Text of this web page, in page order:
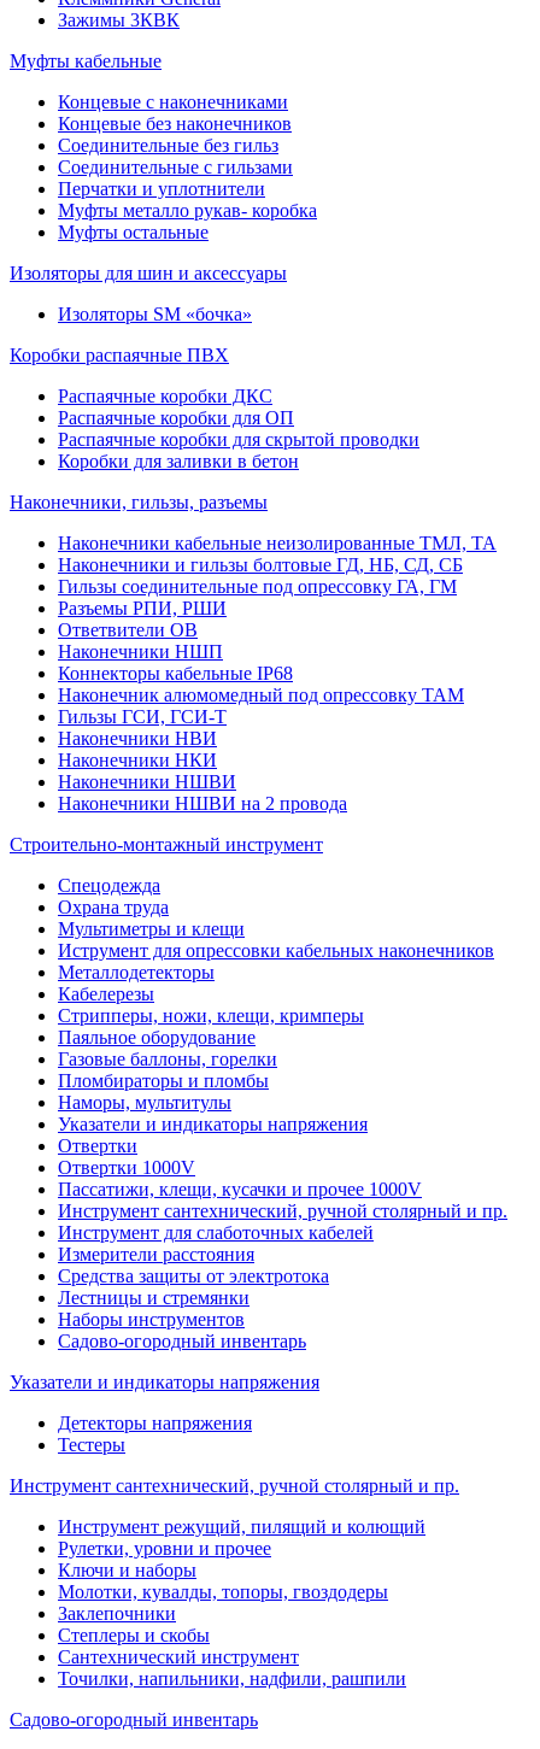
Зажимы 3КВК
Муфты кабельные
Концевые с наконечниками
Концевые без наконечников
Соединительные без гильз
Соединительные с гильзами
Перчатки и уплотнители
Муфты металло рукав- коробка
Муфты остальные
Изоляторы для шин и аксессуары
Изоляторы SM «бочка»
Коробки распаячные ПВХ
Распаячные коробки ДКС
Распаячные коробки для ОП
Распаячные коробки для скрытой проводки
Коробки для заливки в бетон
Наконечники, гильзы, разъемы
Наконечники кабельные неизолированные ТМЛ, ТА
Наконечники и гильзы болтовые ГД, НБ, СД, СБ
Гильзы соединительные под опрессовку ГА, ГМ
Разъемы РПИ, РШИ
Ответвители ОВ
Наконечники НШП
Коннекторы кабельные IP68
Наконечник алюмомедный под опрессовку ТАМ
Гильзы ГСИ, ГСИ-Т
Наконечники НВИ
Наконечники НКИ
Наконечники НШВИ
Наконечники НШВИ на 2 провода
Строительно-монтажный инструмент
Спецодежда
Охрана труда
Мультиметры и клещи
Иструмент для опрессовки кабельных наконечников
Металлодетекторы
Кабелерезы
Стрипперы, ножи, клещи, кримперы
Паяльное оборудование
Газовые баллоны, горелки
Пломбираторы и пломбы
Наморы, мультитулы
Указатели и индикаторы напряжения
Отвертки
Отвертки 1000V
Пассатижи, клещи, кусачки и прочее 1000V
Инструмент сантехнический, ручной столярный и пр.
Инструмент для слаботочных кабелей
Измерители расстояния
Средства защиты от электротока
Лестницы и стремянки
Наборы инструментов
Садово-огородный инвентарь
Указатели и индикаторы напряжения
Детекторы напряжения
Тестеры
Инструмент сантехнический, ручной столярный и пр.
Инструмент режущий, пилящий и колющий
Рулетки, уровни и прочее
Ключи и наборы
Молотки, кувалды, топоры, гвоздодеры
Заклепочники
Степлеры и скобы
Сантехнический инструмент
Точилки, напильники, надфили, рашпили
Садово-огородный инвентарь